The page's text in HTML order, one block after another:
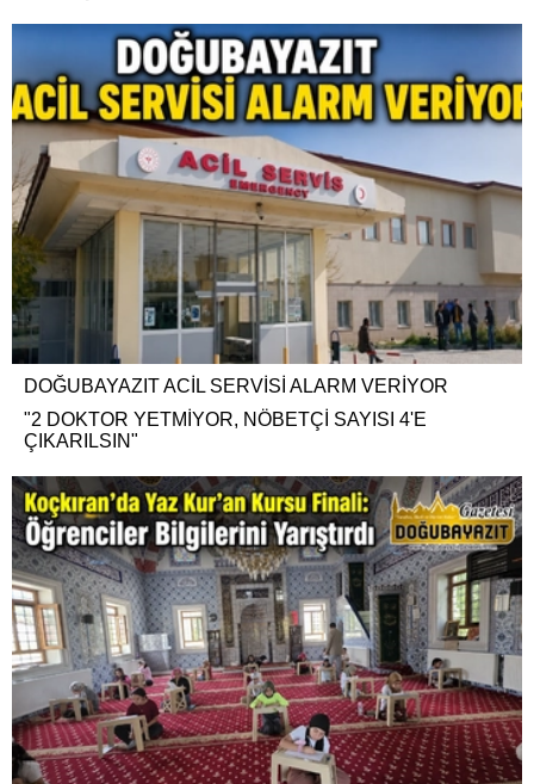
DOĞUBAYAZIT ACİL SERVİSİ ALARM VERİYOR
"2 DOKTOR YETMİYOR, NÖBETÇİ SAYISI 4'E
ÇIKARILSIN"